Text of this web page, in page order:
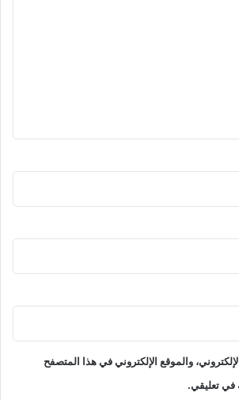
والموقع الإلكتروني في هذا المتصفح
في تعليقي.